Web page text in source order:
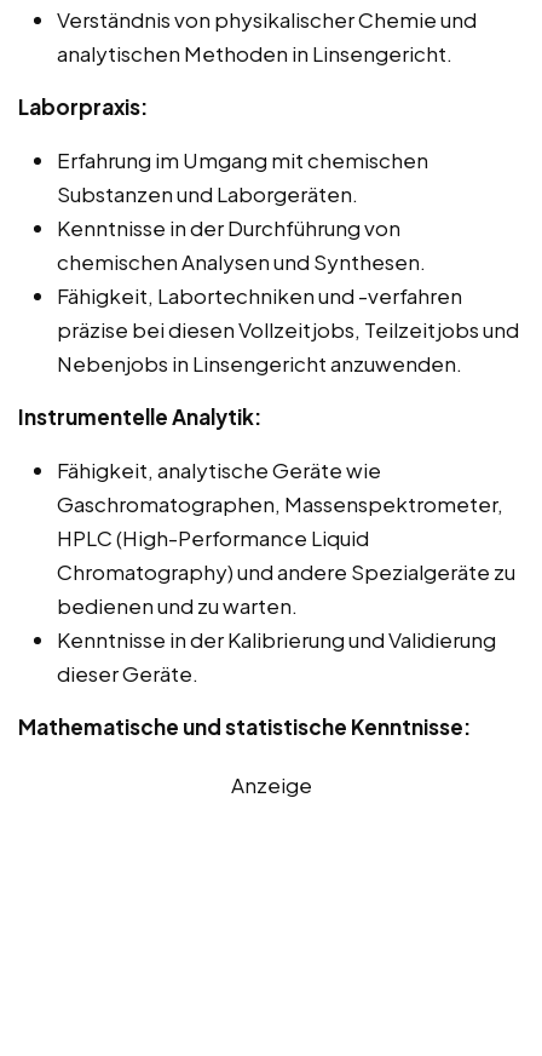
Verständnis von physikalischer Chemie und
analytischen Methoden in Linsengericht.
Laborpraxis:
Erfahrung im Umgang mit chemischen
Substanzen und Laborgeräten.
Kenntnisse in der Durchführung von
chemischen Analysen und Synthesen.
Fähigkeit, Labortechniken und -verfahren
präzise bei diesen Vollzeitjobs, Teilzeitjobs und
Nebenjobs in Linsengericht anzuwenden.
Instrumentelle Analytik:
Fähigkeit, analytische Geräte wie
Gaschromatographen, Massenspektrometer,
HPLC (High-Performance Liquid
Chromatography) und andere Spezialgeräte zu
bedienen und zu warten.
Kenntnisse in der Kalibrierung und Validierung
dieser Geräte.
Mathematische und statistische Kenntnisse:
Anzeige